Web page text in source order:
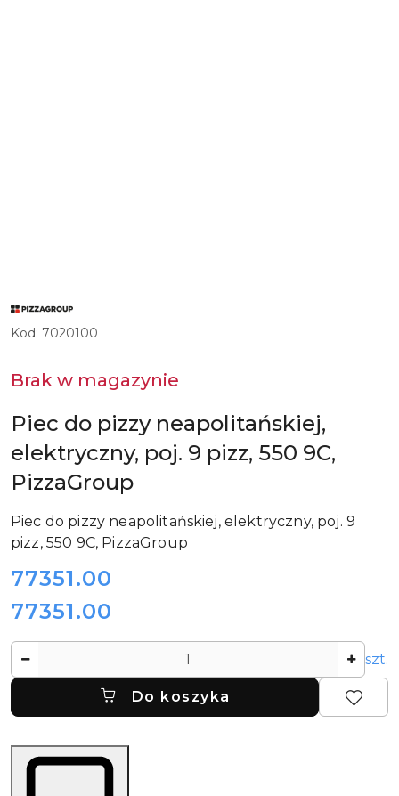
LOGO
WŁOSKIEGO
PRODUCENTA
PROFESJONALNYCH
PIZZY,
MIKSERÓW
I
DZIELAREK
CIASTA
PIZZA
GROUP
Kod: 7020100
Brak w magazynie
Piec do pizzy neapolitańskiej,
elektryczny, poj. 9 pizz, 550 9C,
PizzaGroup
Piec do pizzy neapolitańskiej, elektryczny, poj. 9
pizz, 550 9C, PizzaGroup
cena:
77351.00
Cena:
77351.00
szt.
Do koszyka